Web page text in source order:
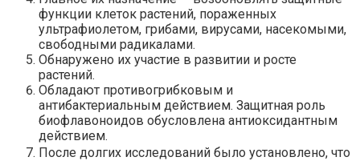
функции клеток растений, пораженных
ультрафиолетом, грибами, вирусами, насекомыми,
свободными радикалами.
Обнаружено их участие в развитии и росте
растений.
Обладают противогрибковым и
антибактериальным действием. Защитная роль
биофлавоноидов обусловлена антиоксидантным
действием.
После долгих исследований было установлено, что